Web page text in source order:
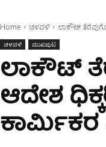
Home ಚಳವಳಿ ಲಾಕೌಟ್‌
ಚಳವಳಿ ಮುಖಪುಟ
ಲಾಕೌಟ್‌
ಆದೇಶ